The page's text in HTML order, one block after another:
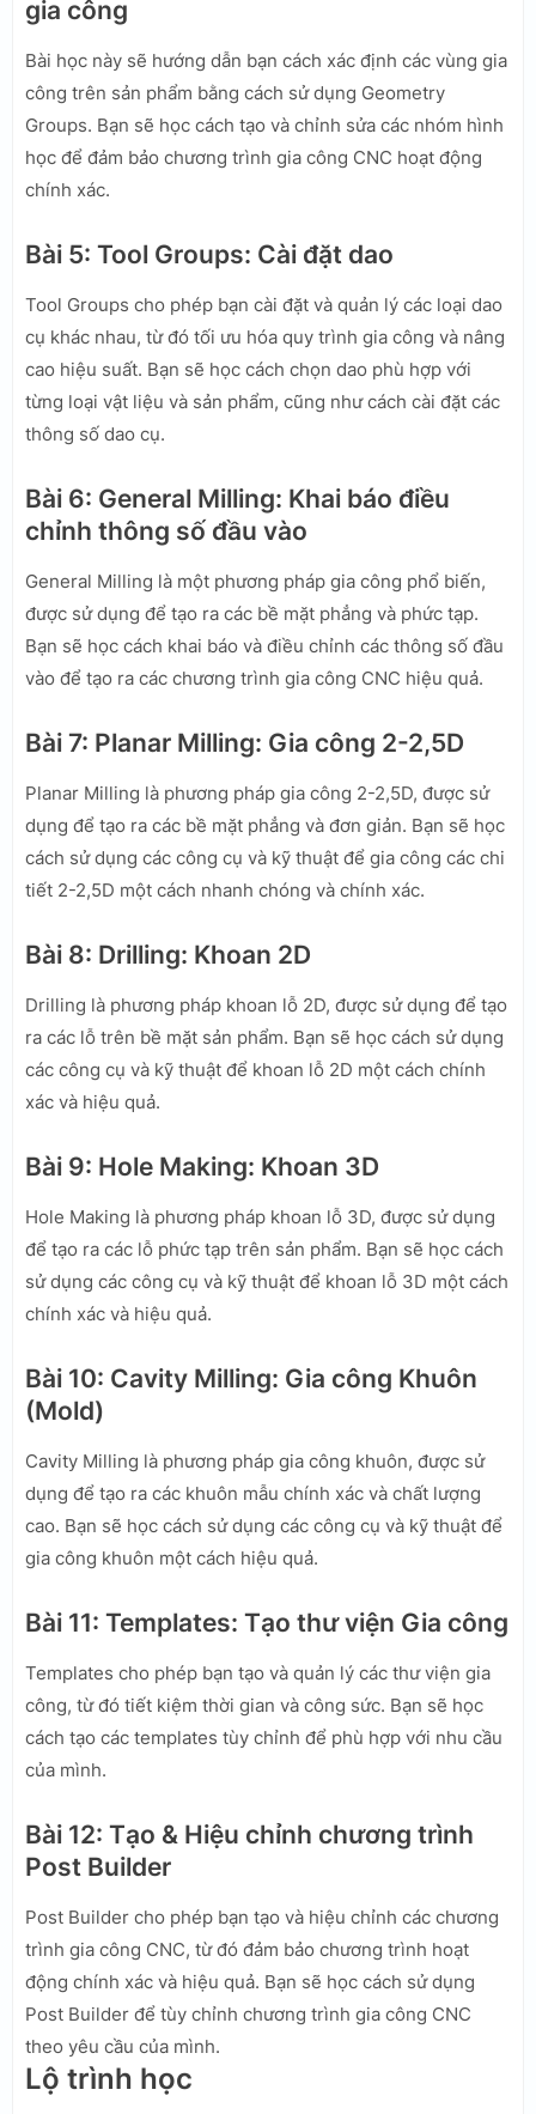
gia công
Bài học này sẽ hướng dẫn bạn cách xác định các vùng gia
công trên sản phẩm bằng cách sử dụng Geometry
Groups. Bạn sẽ học cách tạo và chỉnh sửa các nhóm hình
học để đảm bảo chương trình gia công CNC hoạt động
chính xác.
Bài 5: Tool Groups: Cài đặt dao
Tool Groups cho phép bạn cài đặt và quản lý các loại dao
cụ khác nhau, từ đó tối ưu hóa quy trình gia công và nâng
cao hiệu suất. Bạn sẽ học cách chọn dao phù hợp với
từng loại vật liệu và sản phẩm, cũng như cách cài đặt các
thông số dao cụ.
Bài 6: General Milling: Khai báo điều
chỉnh thông số đầu vào
General Milling là một phương pháp gia công phổ biến,
được sử dụng để tạo ra các bề mặt phẳng và phức tạp.
Bạn sẽ học cách khai báo và điều chỉnh các thông số đầu
vào để tạo ra các chương trình gia công CNC hiệu quả.
Bài 7: Planar Milling: Gia công 2-2,5D
Planar Milling là phương pháp gia công 2-2,5D, được sử
dụng để tạo ra các bề mặt phẳng và đơn giản. Bạn sẽ học
cách sử dụng các công cụ và kỹ thuật để gia công các chi
tiết 2-2,5D một cách nhanh chóng và chính xác.
Bài 8: Drilling: Khoan 2D
Drilling là phương pháp khoan lỗ 2D, được sử dụng để tạo
ra các lỗ trên bề mặt sản phẩm. Bạn sẽ học cách sử dụng
các công cụ và kỹ thuật để khoan lỗ 2D một cách chính
xác và hiệu quả.
Bài 9: Hole Making: Khoan 3D
Hole Making là phương pháp khoan lỗ 3D, được sử dụng
để tạo ra các lỗ phức tạp trên sản phẩm. Bạn sẽ học cách
sử dụng các công cụ và kỹ thuật để khoan lỗ 3D một cách
chính xác và hiệu quả.
Bài 10: Cavity Milling: Gia công Khuôn
(Mold)
Cavity Milling là phương pháp gia công khuôn, được sử
dụng để tạo ra các khuôn mẫu chính xác và chất lượng
cao. Bạn sẽ học cách sử dụng các công cụ và kỹ thuật để
gia công khuôn một cách hiệu quả.
Bài 11: Templates: Tạo thư viện Gia công
Templates cho phép bạn tạo và quản lý các thư viện gia
công, từ đó tiết kiệm thời gian và công sức. Bạn sẽ học
cách tạo các templates tùy chỉnh để phù hợp với nhu cầu
của mình.
Bài 12: Tạo & Hiệu chỉnh chương trình
Post Builder
Post Builder cho phép bạn tạo và hiệu chỉnh các chương
trình gia công CNC, từ đó đảm bảo chương trình hoạt
động chính xác và hiệu quả. Bạn sẽ học cách sử dụng
Post Builder để tùy chỉnh chương trình gia công CNC
theo yêu cầu của mình.
Lộ trình học